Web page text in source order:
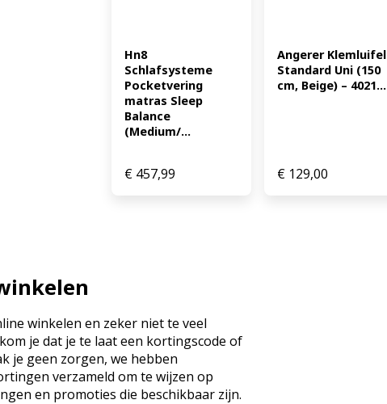
Hn8
Schlafsysteme
Pocketvering
matras Sleep
Balance
(Medium/...
€ 457,99
Angerer Klemluifel
Standard Uni (150
cm, Beige) – 4021...
€ 129,00
winkelen en zeker niet te veel
je dat je te laat een kortingscode of
je geen zorgen, we hebben
verzameld om te wijzen op
en promoties die beschikbaar zijn.